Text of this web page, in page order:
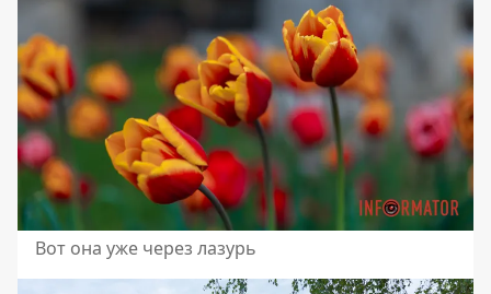
Вот она уже через лазурь